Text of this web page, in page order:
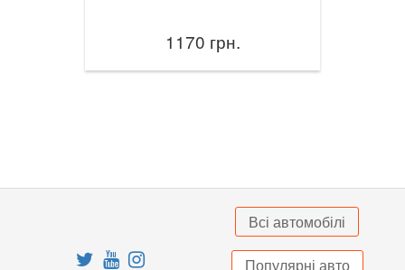
1170 грн.
Всі автомобілі
Популярні авто